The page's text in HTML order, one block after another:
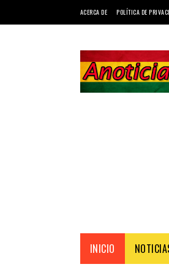
ACERCA DE POLÍTICA DE
INICIO